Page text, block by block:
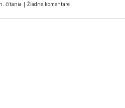
čítania | Žiadne komentáre